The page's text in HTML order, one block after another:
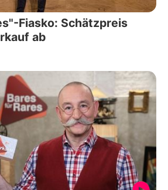
Fiasko: Schätzpreis
ab